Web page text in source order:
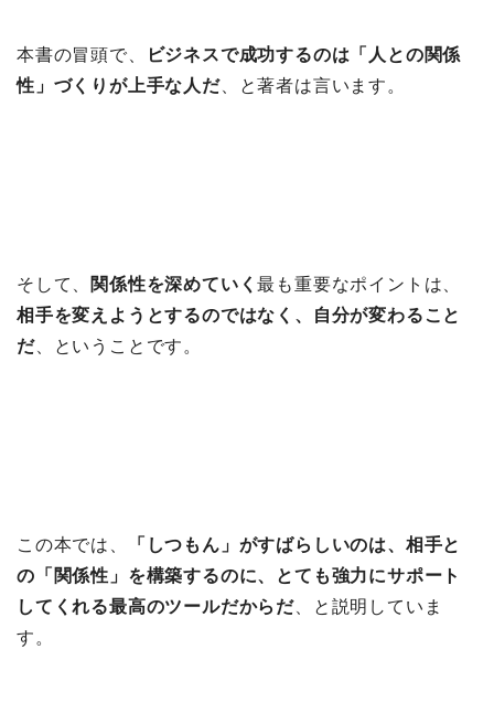
本書の冒頭で、
ビジネスで成功するのは「人との関係
性」づくりが上手な人だ、と著者は言います。
そして、 関係性を深めていく最も重要なポイントは、
相手を変えようとするのではなく、自分が変わること
だ、ということです。
この本では、
「しつもん」がすばらしいのは、相手と
の「関係性」を構築するのに、とても強力にサポート
してくれる最高のツールだからだ 、と説明していま
す。